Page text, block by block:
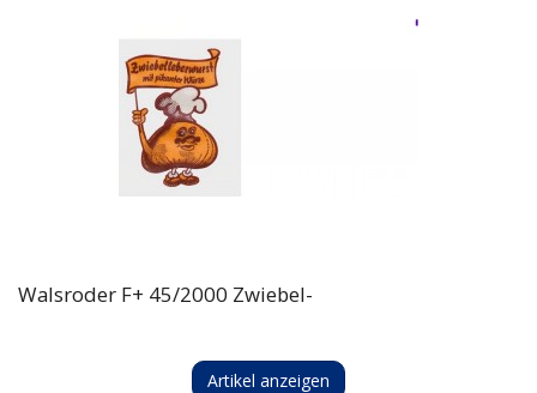
Walsroder F+ 45/2000 Zwiebel-
Artikel anzeigen